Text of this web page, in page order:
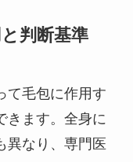
判断基準
て毛包に作用す
きます。全身に
異なり、専門医